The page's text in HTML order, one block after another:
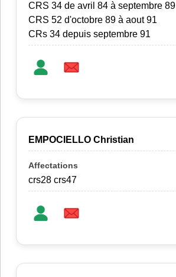
CRS 34 de avril 84 à septembre 89
CRS 52 d'octobre 89 à aout 91
CRs 34 depuis septembre 91
EMPOCIELLO Christian
crs28 crs47